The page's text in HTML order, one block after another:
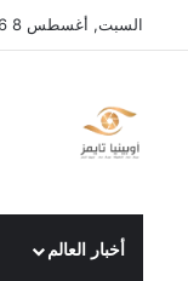
السبت, أغسطس 8 2026
أخبار العالم